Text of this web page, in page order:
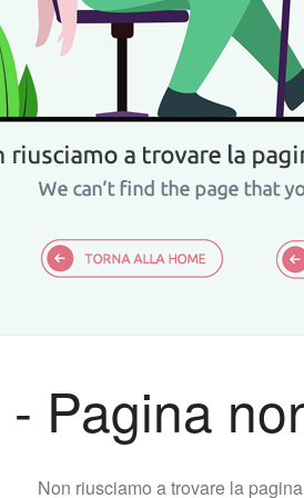
Pagina
Non riusciamo a trovare la